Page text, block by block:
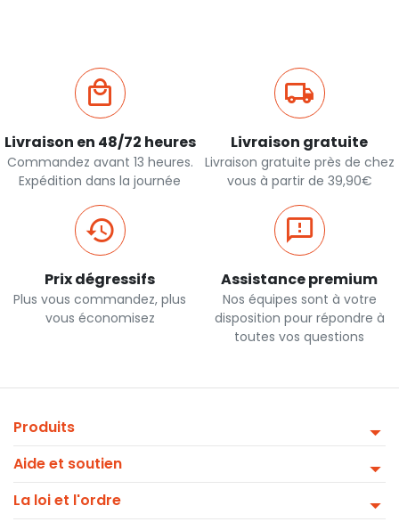
Livraison en 48/72 heures
Commandez avant 13 heures.
Expédition dans la journée
Livraison gratuite
Livraison gratuite près de chez
vous à partir de 39,90€
Prix dégressifs
Plus vous commandez, plus
vous économisez
Assistance premium
Nos équipes sont à votre
disposition pour répondre à
toutes vos questions
Produits
Aide et soutien
La loi et l'ordre